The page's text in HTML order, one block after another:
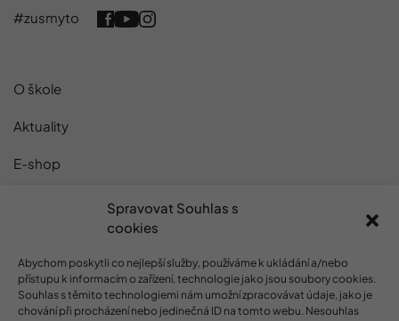
Spravovat Souhlas s
cookies
Abychom poskytli co nejlepší služby, používáme k ukládání a/nebo
přístupu k informacím o zařízení, technologie jako jsou soubory cookies.
Souhlas s těmito technologiemi nám umožní zpracovávat údaje, jako je
chování při procházení nebo jedinečná ID na tomto webu. Nesouhlas
#zusmyto
O škole
Aktuality
E-shop
GDPR
Cookies